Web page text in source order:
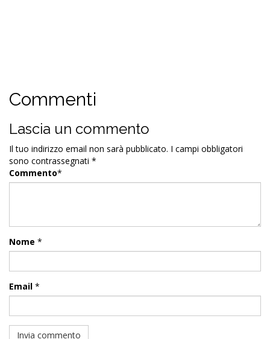
Commenti
Lascia un commento
Il tuo indirizzo email non sarà pubblicato. I campi obbligatori
sono contrassegnati *
Commento*
Nome *
Email *